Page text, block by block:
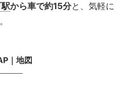
から車で約15分と、気軽に
｜地図